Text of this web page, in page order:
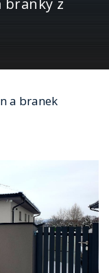
branky z
a branek